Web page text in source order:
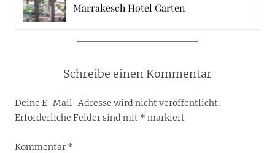
Marrakesch Hotel Garten
Schreibe einen Kommentar
Deine E-Mail-Adresse wird nicht veröffentlicht.
Erforderliche Felder sind mit * markiert
Kommentar *